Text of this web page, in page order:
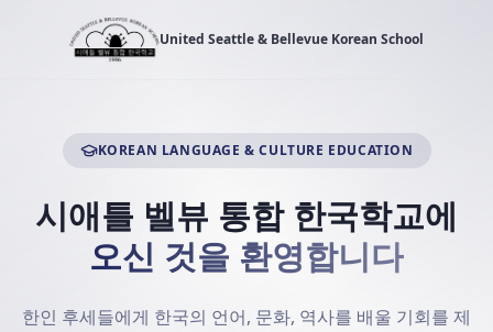
United Seattle & Bellevue Korean School
KOREAN LANGUAGE & CULTURE EDUCATION
시애틀 벨뷰 통합 한국학교에
오신 것을 환영합니다
한인 후세들에게 한국의 언어, 문화, 역사를 배울 기회를 제